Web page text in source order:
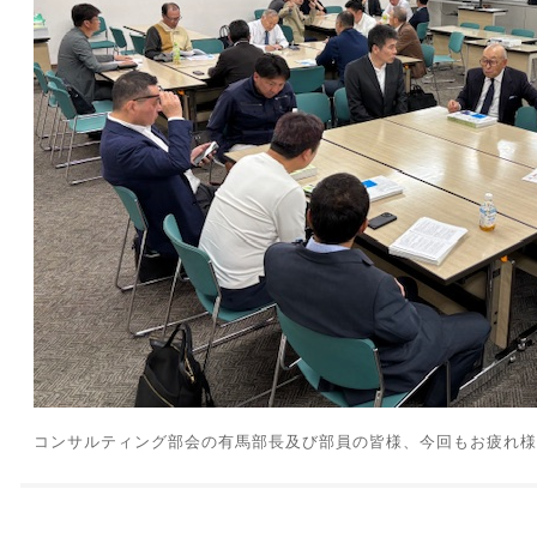
コンサルティング部会の有馬部長及び部員の皆様、今回もお疲れ